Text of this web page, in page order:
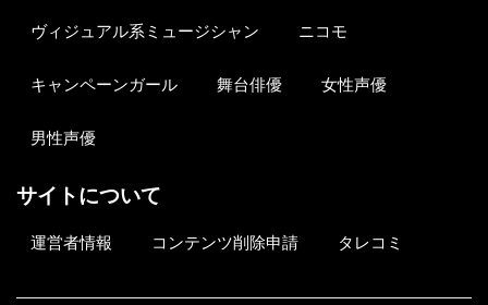
ヴィジュアル系ミュージシャン ニコモ
キャンペーンガール 舞台俳優 女性声優
男性声優
サイトについて
運営者情報 コンテンツ削除申請 タレコミ